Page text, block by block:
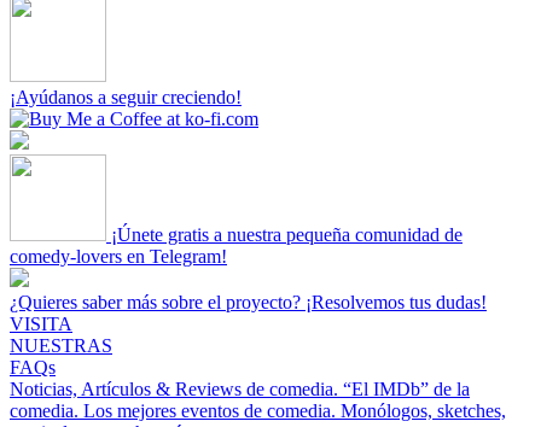
¡Ayúdanos a seguir creciendo!
¡Únete gratis a nuestra pequeña comunidad de
comedy-lovers en Telegram!
¿Quieres saber más sobre el proyecto? ¡Resolvemos tus dudas!
VISITA
NUESTRAS
FAQs
Noticias, Artículos & Reviews de comedia. “El IMDb” de la
comedia. Los mejores eventos de comedia. Monólogos, sketches,